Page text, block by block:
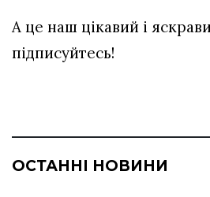
А це наш цікавий і
підписуйтесь!
ОСТАННІ НОВИНИ